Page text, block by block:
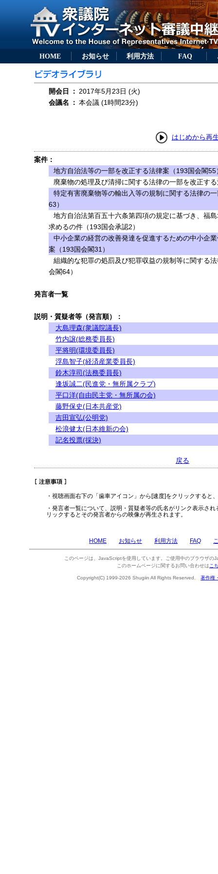
HOME お知らせ 利用方法 FAQ
開会日 ： 2017年5月23日 (火)
会議名
： 本会議 (1時間23分)
はじめから再
案件：
地方自治法等の一部を改正する法律案（193国会閣55
廃棄物の処理及び清掃に関する法律の一部を改正す
特定有害廃棄物等の輸出入等の規制に関する法律の
63）
地方自治法第百五十六条第四項の規定に基づき、福
求めるの件（193国会承認2）
中小企業の経営の改善発達を促進するための中小企
案（193国会閣31）
組織的な犯罪の処罰及び犯罪収益の規制等に関する
会閣64）
発言者一覧
説明・質疑者等（発言順）：
大島理森(衆議院議長)
竹内譲(総務委員長)
平将明(環境委員長)
浮島智子(経済産業委員長)
鈴木淳司(法務委員長)
逢坂誠二(民進党・無所属クラブ)
平口洋(自由民主党・無所属の会)
藤野保史(日本共産党)
吉田宣弘(公明党)
松浪健太(日本維新の会)
記名投票(採決)
戻る
・視聴画面右下の「歯車アイコン」から[速度]をクリックすると
・発言者一覧について、説明・質疑者等の氏名がリンク表示さ
リックするとその発言者からの映像が再生されます。
HOME お知らせ 利用方法 FAQ
このページは、JavaScriptを使用しています。ご使用中のブラウザの
このホームページに関するお問い合わせは こ
Copyright(C) 1999-2026 Shugiin All Rights Reserved. 著作権